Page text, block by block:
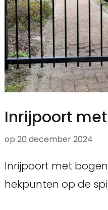
Inrijpoort
op 20 december 2024
Inrijpoort met
hekpunten op de